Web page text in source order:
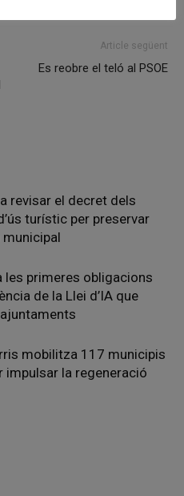
Article següent
Es reobre el teló al PSOE
revisar el decret dels
turístic per preservar
municipal
les primeres obligacions
de la Llei d’IA que
mobilitza 117 municipis
impulsar la regeneració